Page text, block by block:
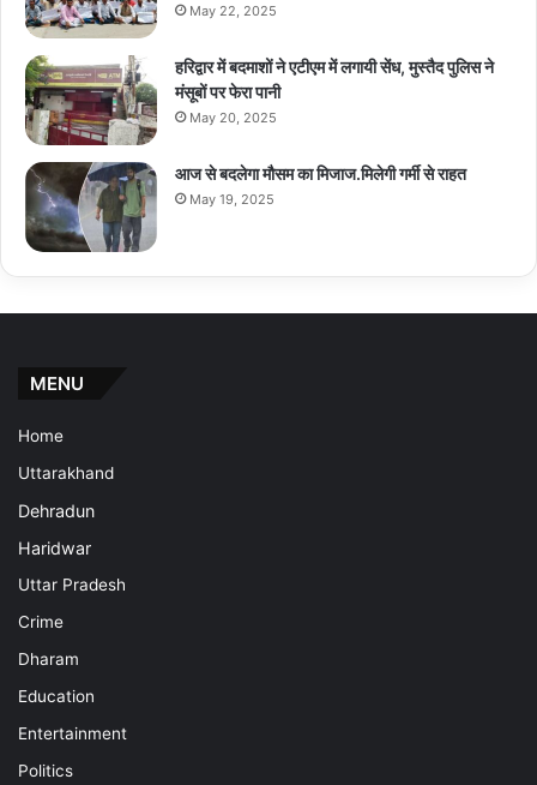
May 22, 2025
हरिद्वार में बदमाशों ने एटीएम में लगायी सेंध, मुस्तैद पुलिस ने
मंसूबों पर फेरा पानी
May 20, 2025
आज से बदलेगा मौसम का मिजाज.मिलेगी गर्मी से राहत
May 19, 2025
MENU
Home
Uttarakhand
Dehradun
Haridwar
Uttar Pradesh
Crime
Dharam
Education
Entertainment
Politics